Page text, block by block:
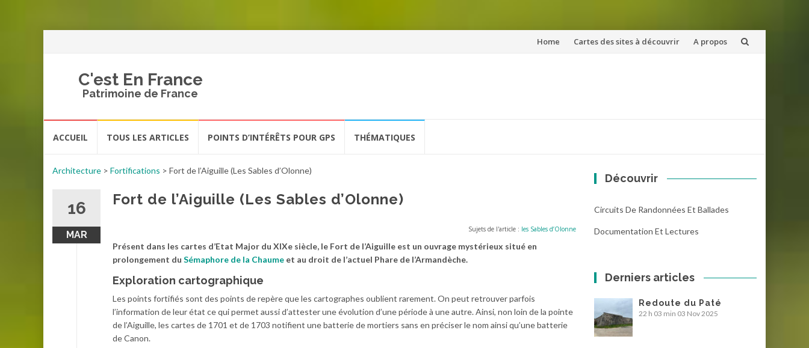
Aller
Home Cartes des sites à découvrir A propos
C'est En France
Patrimoine de France
ACCUEIL TOUS LES ARTICLES POINTS D’INTÉRÊTS POUR GPS THÉMATIQUES
Architecture > Fortifications > Fort de l’Aiguille (Les Sables d’Olonne)
16
MAR
Fort de l’Aiguille (Les Sables d’Olonne)
Sujets de l'article : les Sables d’Olonne
Présent dans les cartes d’Etat Major du XIXe siècle, le Fort de l’Aiguille est un ouvrage mystérieux situé en
prolongement du Sémaphore de la Chaume et au droit de l’actuel Phare de l’Armandèche.
Exploration cartographique
Les points fortifiés sont des points de repère que les cartographes oublient rarement. On peut retrouver parfois
l’information de leur état ce qui permet aussi d’attester une évolution d’une période à une autre. Ainsi, non loin de la pointe
de l’Aiguille, les cartes de 1701 et de 1703 notifient une batterie de mortiers sans en préciser le nom ainsi qu’une batterie
de Canon.
Découvrir
Circuits De Randonnées Et Ballades
Documentation Et Lectures
Derniers articles
Redoute du Paté
22 h 03 min 03 Nov 2025